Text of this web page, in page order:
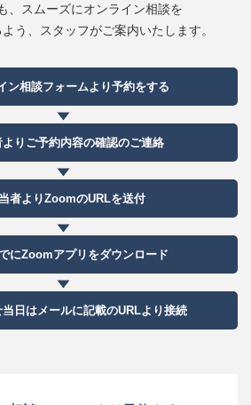
、
スムーズにオンライン相談を
う、
スタッフがご案内いたします。
ン相談フォームより予約をする
りご予約内容の確認のご連絡
者よりZoomのURLを送付
にZoomアプリをダウンロード
日はメールに記載のURLより接続